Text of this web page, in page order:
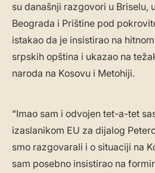
su današnji razgovori u Briselu,
Beograda i Prištine pod
istakao da je insistirao na
srpskih opština i ukazao na
naroda na Kosovu i Metohiji.
“Imao sam i odvojen tet-a-tet
izaslanikom EU za dijalog
smo razgovarali i o situaciji na
sam posebno insistirao na